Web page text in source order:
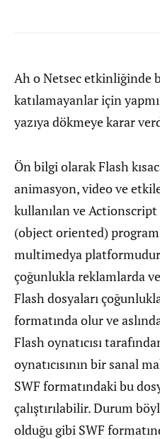
Ah o Netsec etkinliğinde
katılamayanlar için
yazıya dökmeye karar
Ön bilgi olarak Flash
animasyon, video ve
kullanılan ve
(object oriented)
multimedya
çoğunlukla reklamlarda
Flash dosyaları
formatında olur ve
Flash oynatıcısı
oynatıcısının bir sanal
SWF formatındaki bu
çalıştırılabilir. Durum
olduğu gibi SWF